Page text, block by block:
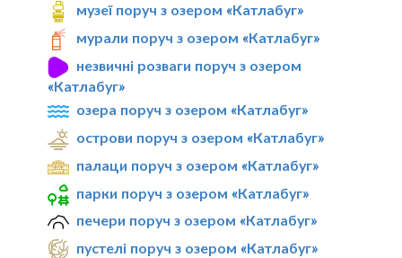
музеї поруч з озером «Катлабуг»
мурали поруч з озером «Катлабуг»
незвичні розваги поруч з озером
«Катлабуг»
озера поруч з озером «Катлабуг»
острови поруч з озером «Катлабуг»
палаци поруч з озером «Катлабуг»
парки поруч з озером «Катлабуг»
печери поруч з озером «Катлабуг»
пустелі поруч з озером «Катлабуг»